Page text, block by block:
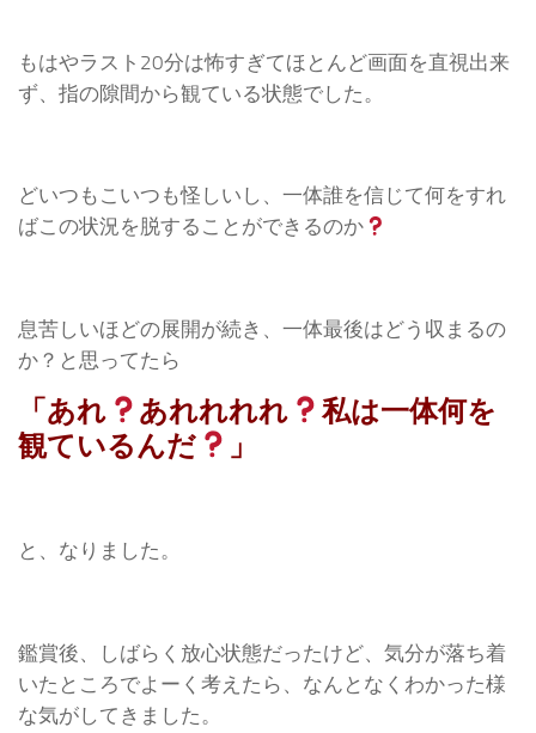
もはやラスト20分は怖すぎてほとんど画面を直視出来
ず、指の隙間から観ている状態でした。
どいつもこいつも怪しいし、一体誰を信じて何をすれ
ばこの状況を脱することができるのか
息苦しいほどの展開が続き、一体最後はどう収まるの
か？と思ってたら
「あれ あれれれれ
私は一体何を
観ているんだ
」
と、なりました。
鑑賞後、しばらく放心状態だったけど、気分が落ち着
いたところでよーく考えたら、なんとなくわかった様
な気がしてきました。